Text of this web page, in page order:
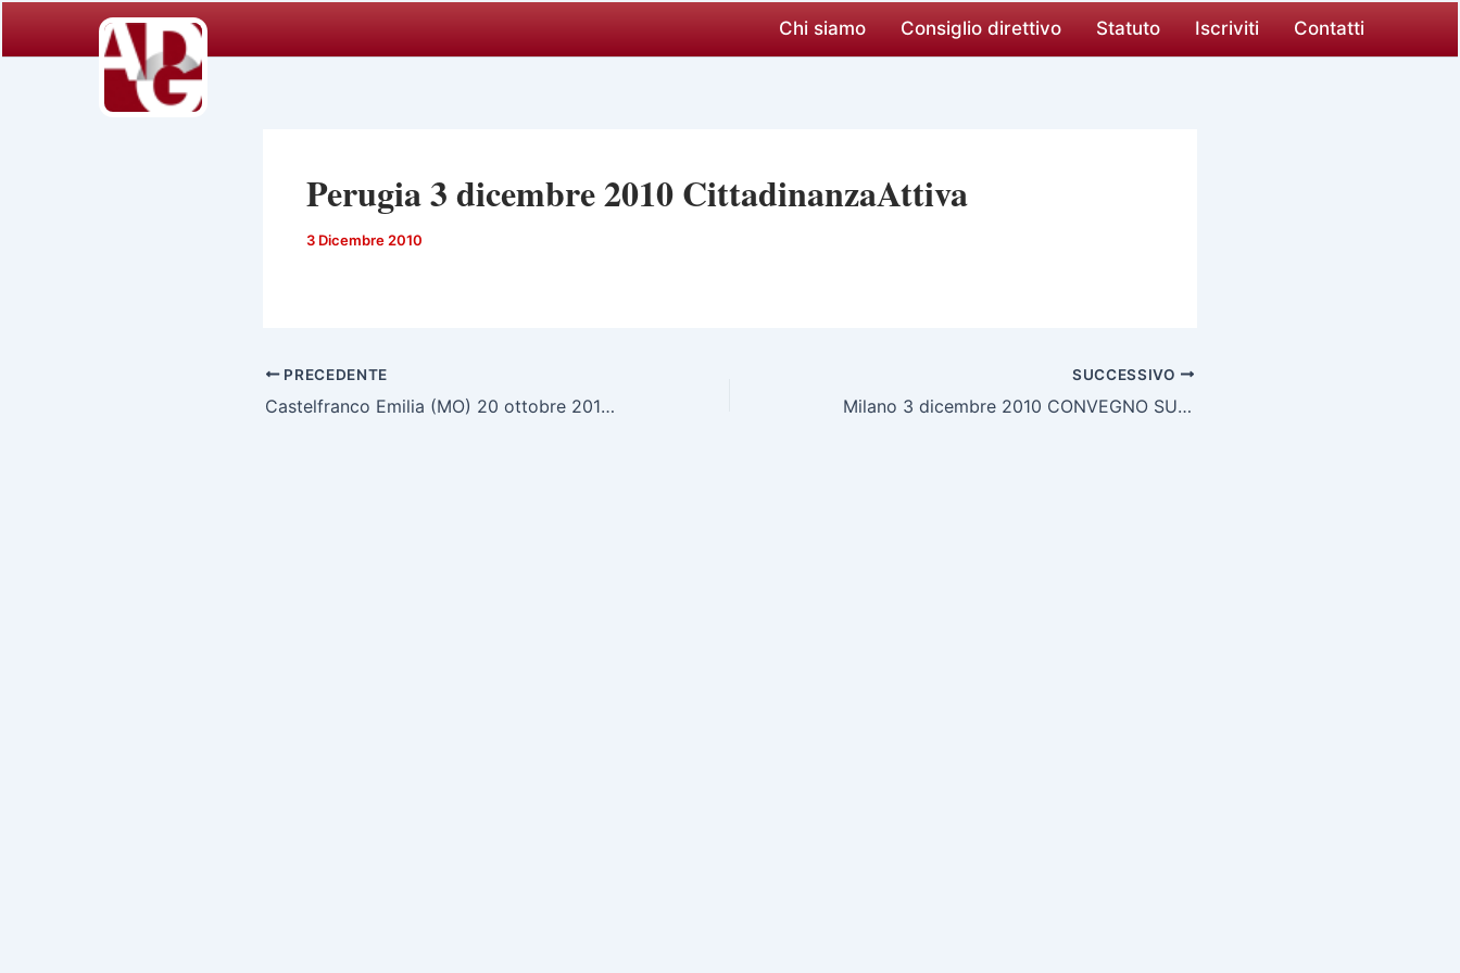
Chi siamo Consiglio direttivo Statuto Iscriviti Contatti
Perugia 3 dicembre 2010 CittadinanzaAttiva
3 Dicembre 2010
PRECEDENTE
Castelfranco Emilia (MO) 20 ottobre 2010 CONVEGNO SUL FUNZIONAMENTO DELLA GIUSTIZIA Ivonne Pavignani interviene al convegno
SUCCESSIVO
Milano 3 dicembre 2010 CONVEGNO SULL’INNOVAZIONE NELLA GIUSTIZIA: TRA I RELATORI I COLLEGHI NICOLA STELLATO e IVONNE PAVIGNANI